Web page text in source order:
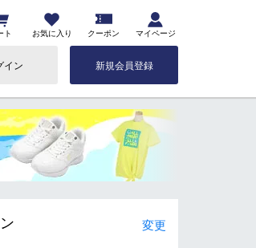
ト お気に入り クーポン マイページ
イン 新規会員登録
変更